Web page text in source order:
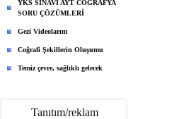
YKS SINAVI AYT COĞRAFYA
SORU ÇÖZÜMLERİ
Gezi Videolarım
Coğrafi Şekillerin Oluşumu
Temiz çevre, sağlıklı gelecek
Tanıtım/reklam